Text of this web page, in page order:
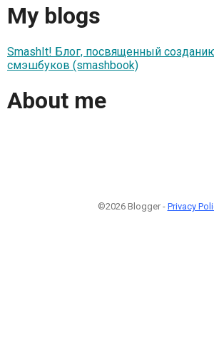
My blogs
SmashIt! Блог, посвященный
смэшбуков (smashbook)
About me
©2026 Blogger - Privacy